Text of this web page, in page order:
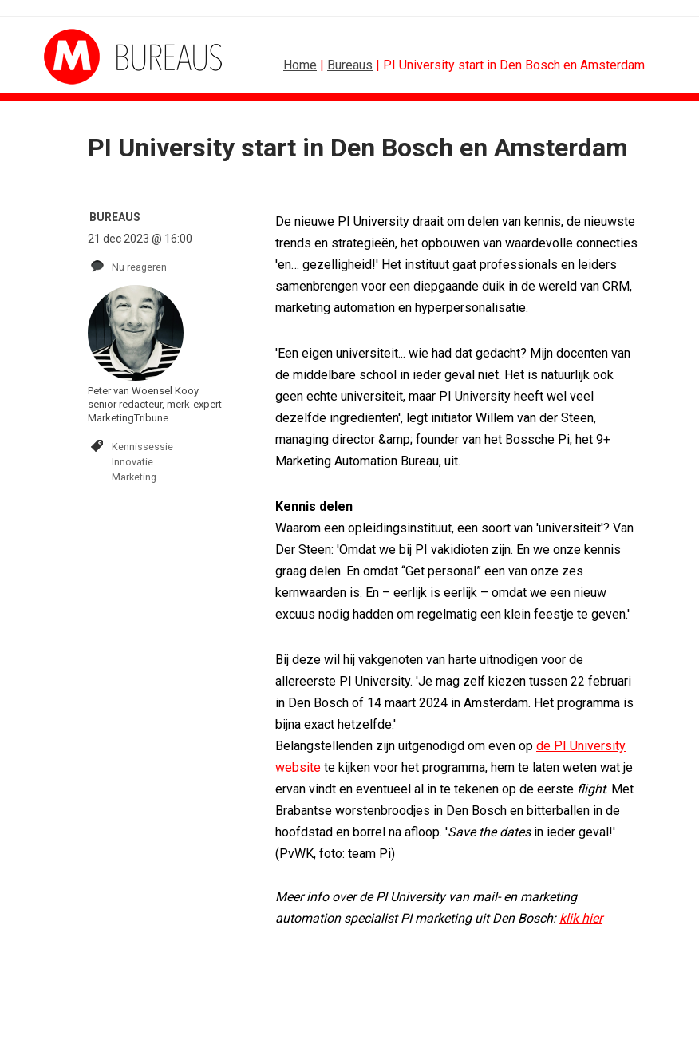
Home | Bureaus | PI University start in Den Bosch en Amsterdam
PI University start in Den Bosch en Amsterdam
BUREAUS
21 dec 2023 @ 16:00
Nu reageren
Peter van Woensel Kooy
senior redacteur, merk-expert
MarketingTribune
Kennissessie
Innovatie
Marketing
De nieuwe PI University draait om delen van kennis, de nieuwste
trends en strategieën, het opbouwen van waardevolle connecties
'en… gezelligheid!' Het instituut gaat professionals en leiders
samenbrengen voor een diepgaande duik in de wereld van CRM,
marketing automation en hyperpersonalisatie.
'Een eigen universiteit... wie had dat gedacht? Mijn docenten van
de middelbare school in ieder geval niet. Het is natuurlijk ook
geen echte universiteit, maar PI University heeft wel veel
dezelfde ingrediënten', legt initiator Willem van der Steen,
managing director &amp; founder van het Bossche Pi, het 9+
Marketing Automation Bureau, uit.
Kennis delen
Waarom een opleidingsinstituut, een soort van 'universiteit'? Van
Der Steen: 'Omdat we bij PI vakidioten zijn. En we onze kennis
graag delen. En omdat “Get personal” een van onze zes
kernwaarden is. En – eerlijk is eerlijk – omdat we een nieuw
excuus nodig hadden om regelmatig een klein feestje te geven.'
Bij deze wil hij vakgenoten van harte uitnodigen voor de
allereerste PI University. 'Je mag zelf kiezen tussen 22 februari
in Den Bosch of 14 maart 2024 in Amsterdam. Het programma is
bijna exact hetzelfde.'
Belangstellenden zijn uitgenodigd om even op de PI University
website te kijken voor het programma, hem te laten weten wat je
ervan vindt en eventueel al in te tekenen op de eerste flight. Met
Brabantse worstenbroodjes in Den Bosch en bitterballen in de
hoofdstad en borrel na afloop. 'Save the datesin ieder geval!'
(PvWK, foto: team Pi)
Meer info over de PI University van mail- en marketing
automation specialist PI marketing uit Den Bosch: klik hier
SPONSORING
NOC*NSF lanceert businessclub voor...
BMV verbindt naam aan PSV
Olympisch schaatsen in Thialf biedt...
Lego laat opnieuw Formule 1-coureurs...
ALGEMEEN
[column] De Nederlandse klant als...
Lotte Willemsen: Hoe merken hun...
[column] Rust is het nieuwe premium
Efficiëntie is niet genoeg als...
Marketing
Adform
Special
De
De